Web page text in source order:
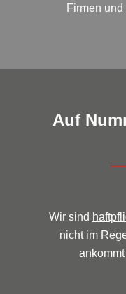
Firmen
Auf
Wir sind
nicht im